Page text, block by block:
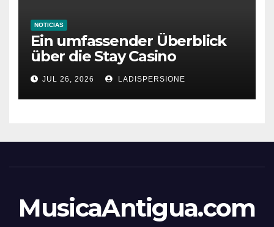
NOTICIAS
Ein umfassender Überblick
über die Stay Casino
Bonusbedingungen
JUL 26, 2026 LADISPERSIONE
MusicaAntigua.com